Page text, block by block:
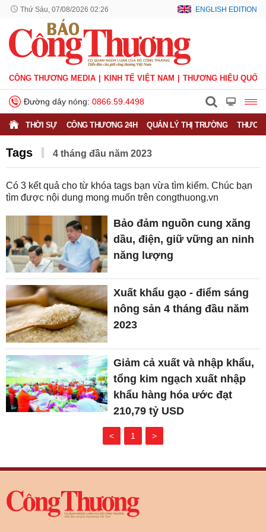
Thứ Sáu, 07/08/2026 02:26 ENGLISH EDITION
CÔNG THƯƠNG MEDIA KINH TẾ VIỆT NAM THƯƠNG HIỆU QUỐC
Đường dây nóng: 0866.59.4498
THỜI SỰ CÔNG THƯƠNG 24H QUẢN LÝ THỊ TRƯỜNG
Tags 4 tháng đầu năm 2023
Có 3 kết quả cho từ khóa tags bạn vừa tìm kiếm. Chúc bạn
tìm được nội dung mong muốn trên congthuong.vn
Bảo đảm nguồn cung xăng
dầu, điện, giữ vững an ninh
năng lượng
Xuất khẩu gạo - điểm sáng
nông sản 4 tháng đầu năm
2023
Giảm cả xuất và nhập khẩu,
tổng kim ngạch xuất nhập
khẩu hàng hóa ước đạt
210,79 tỷ USD
< 1 >